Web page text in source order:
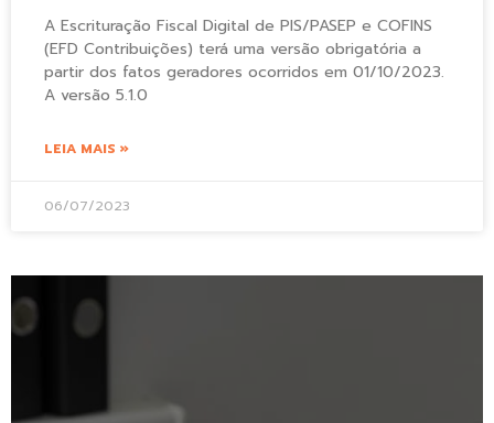
A Escrituração Fiscal Digital de PIS/PASEP e COFINS
(EFD Contribuições) terá uma versão obrigatória a
partir dos fatos geradores ocorridos em 01/10/2023.
A versão 5.1.0
LEIA MAIS »
06/07/2023